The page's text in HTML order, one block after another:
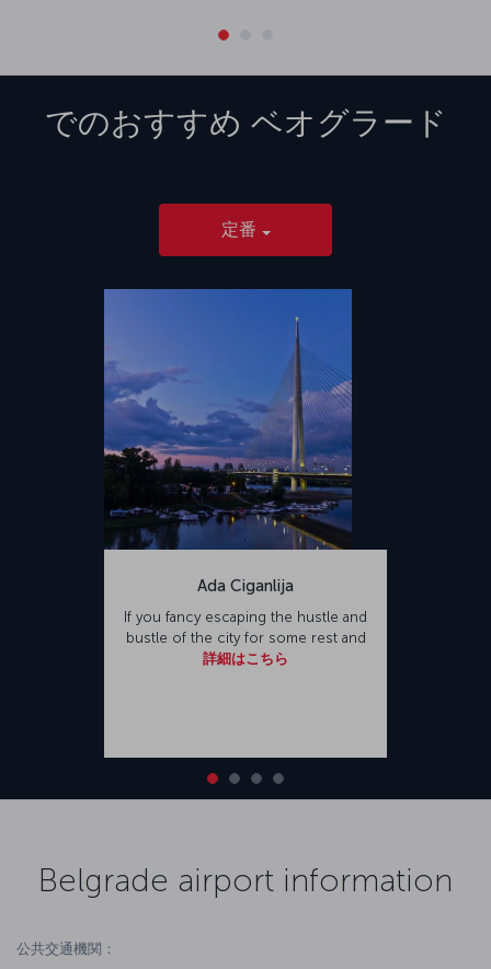
でのおすすめ ベオグラード
定番
Ada Ciganlija
If you fancy escaping the hustle and
bustle of the city for some rest and
詳細はこちら
Belgrade airport information
公共交通機関：